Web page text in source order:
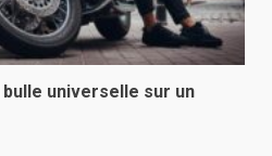
universelle sur un